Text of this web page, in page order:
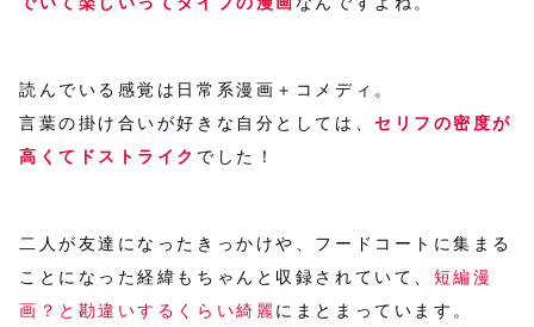
読んでいる感覚は日常系漫画＋コメディ。
言葉の掛け合いが好きな自分としては、セリフの密度が
高くてドストライク でした！
二人が友達になったきっかけや、フードコートに集まる
ことになった経緯もちゃんと収録されていて、 短編漫
画？と勘違いするくらい綺麗 にまとまっています。